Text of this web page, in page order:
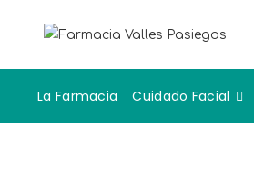
La Farmacia Cuidado Facial